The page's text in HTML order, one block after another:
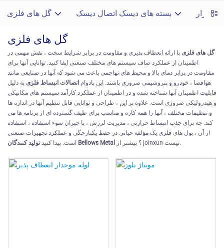
گل های فلزی بسته های دیسک اتصال دیسک افزار
گل های فلزی
گل های فلزیبا ارائه انعطاف پذیری و مقاومت در برابر شرایط سخت ، نقش مهمی در
اطمینان از عملکرد صاف سیستم های مختلف صنعتی ایفا کنید. توانایی آنها برای
مقاومت در برابر دمای بالا و محیط های تهاجمی باعث می شود که آنها در صنایعی مانند
هوافضا ، خودرو و پتروشیمی ضروری باشند. این بادواماتصالات انبساط فلزیبه دلیل
قابلیت اطمینان آنها شناخته شده و در اطمینان از عملکرد کارآمد سیستم های مکانیکی
و هیدرولیکی ضروری است. علاوه بر این ، طراحی و توانایی قابل تنظیم آنها در اندازه ها
و تنظیمات مختلف ، آنها را همه کاره و مناسب برای طیف گسترده ای از برنامه ها می
کند. چه برای جذب انبساط حرارتی ، مدیریت لرزش ، یا جبران سوء استفاده ، استفاده
از آن ، بول های فلزی یک مؤلفه حیاتی در حفظ یکپارچگی و عملکرد تجهیزات صنعتی
است. پیدا کنید تولید کنندگان Bellows Metal ؟ بیشتر از joinxun نیست.